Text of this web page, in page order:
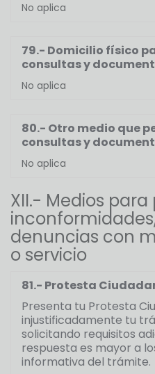
No aplica
79.- Domicilio físico
consultas y
No aplica
80.- Otro medio que
consultas y
No aplica
XII.- Medios
denuncias con
o servicio
81.- Protesta
Presenta tu Protesta
injustificadamente tu
solicitando requisitos
respuesta es mayor a
informativa del trámite.